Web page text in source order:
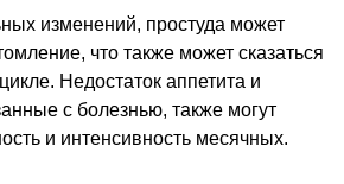
изменений, простуда может
что также может сказаться
Недостаток аппетита и
с болезнью, также могут
и интенсивность месячных.